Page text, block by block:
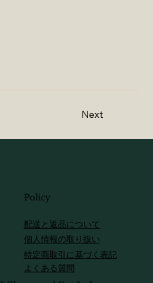
Next
Policy
配送と返品について
個人情報の取り扱い
特定商取引に基づく表記
​よくある質問